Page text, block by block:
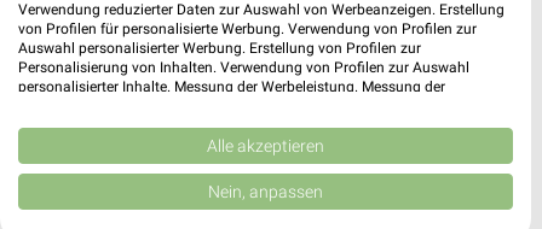
Autohaus Reiche Filialen & Öffnungszeiten für
Großbottwar
Autohaus von der Weppen Filialen &
Öffnungszeiten für Stuttgart
Verwendung reduzierter Daten zur Auswahl von Werbeanzeigen. Erstellung
von Profilen für personalisierte Werbung. Verwendung von Profilen zur
Auswahl personalisierter Werbung. Erstellung von Profilen zur
Personalisierung von Inhalten. Verwendung von Profilen zur Auswahl
personalisierter Inhalte. Messung der Werbeleistung. Messung der
Kombinationen von Daten aus verschiedenen Quellen. Entwicklung und
Verbesserung der Angebote. Verwendung reduzierter Daten zur Auswahl
von Inhalten.
Daten können außerhalb der Europäischen Union weitergegeben und in die
USA gesendet werden.
Alle akzeptieren
Nein, anpassen